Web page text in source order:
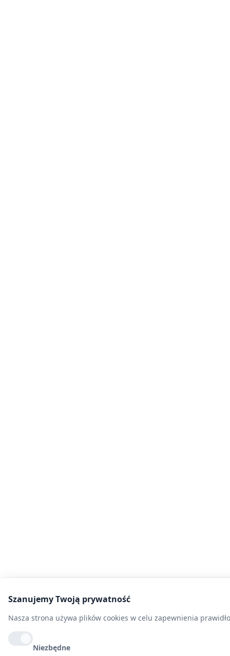
Szanujemy Twoją prywatność
Nasza strona używa plików cookies w celu zapewnienia
Niezbędne